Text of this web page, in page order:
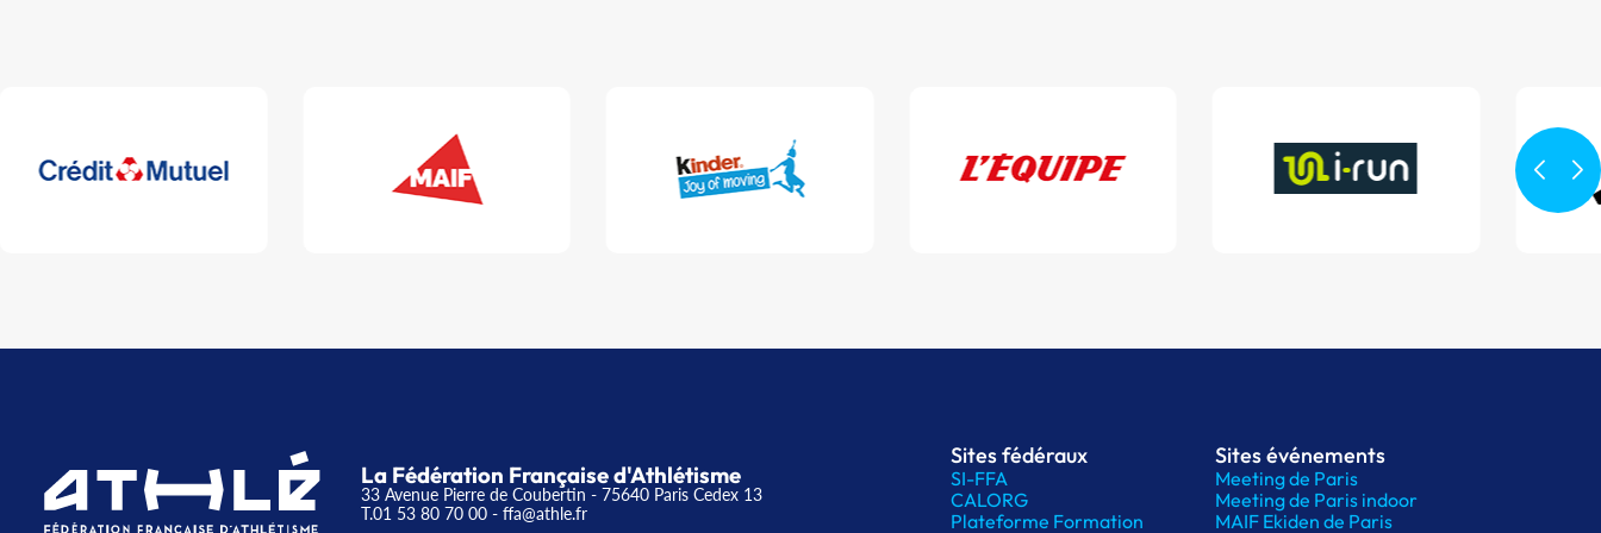
La Fédération Française d'Athlétisme
33 Avenue Pierre de Coubertin - 75640 Paris Cedex 13
T.01 53 80 70 00 - ffa@athle.fr
Sites fédéraux
SI-FFA
CALORG
Plateforme Formation
Sites événements
Meeting de Paris
Meeting de Paris indoor
MAIF Ekiden de Paris